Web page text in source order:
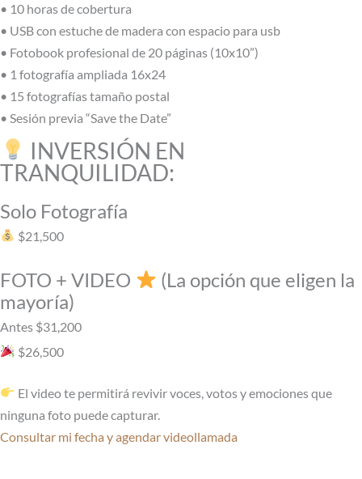
• 10 horas de cobertura
• USB con estuche de madera con espacio para usb
• Fotobook profesional de 20 páginas (10x10”)
• 1 fotografía ampliada 16x24
• 15 fotografías tamaño postal
• Sesión previa “Save the Date”
INVERSIÓN EN
TRANQUILIDAD:
Solo Fotografía
$21,500
FOTO + VIDEO
(La opción que eligen la
mayoría)
Antes $31,200
$26,500
El video te permitirá revivir voces, votos y emociones que
ninguna foto puede capturar.
Consultar mi fecha y agendar videollamada